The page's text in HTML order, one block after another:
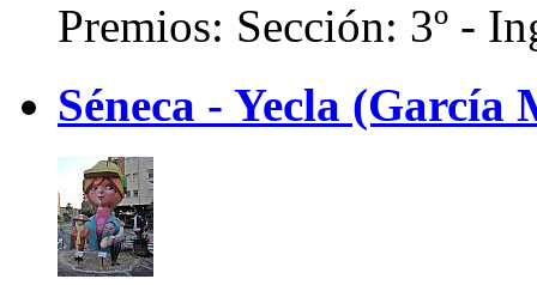
Premios: Sección: 3º -
Séneca - Yecla (García